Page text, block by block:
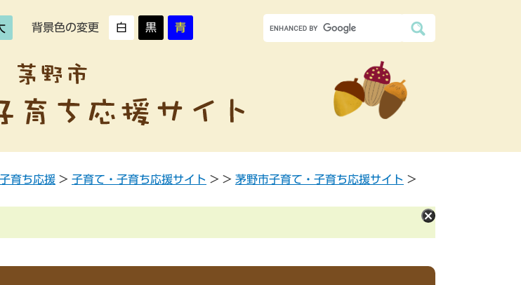
背景色の変更 白 黒 青
育ち応援 > 子育て・子育ち応援サイト > > 茅野市子育て・子育ち応援サイト >